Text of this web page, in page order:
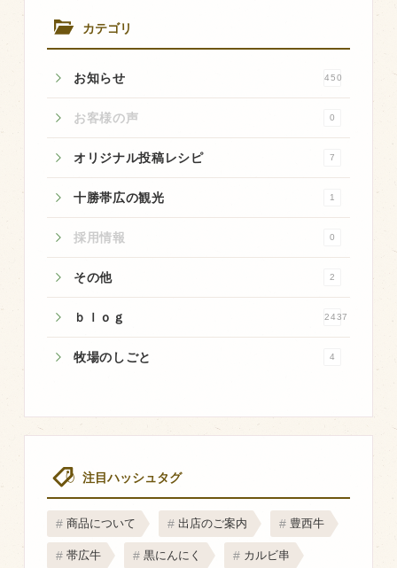
カテゴリ
お知らせ 450
お客様の声 0
オリジナル投稿レシピ 7
十勝帯広の観光 1
採用情報 0
その他 2
ｂｌｏｇ 2437
牧場のしごと 4
注目ハッシュタグ
商品について 出店のご案内 豊西牛
帯広牛 黒にんにく カルビ串
販売加工場
食肉加工場を新設
衛生管理体制
業務管理体制
品質管理体制
最新の設備
ＢtoＢ受発注システム
瑕疵とは
商品のご紹介
厚切ステーキ
ハンバーグ
黒にんにく
豊西ソース